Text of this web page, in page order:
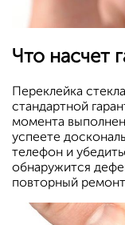
Что насчет
Переклейка
стандартной
момента
успеете
телефон и
обнаружится
повторный